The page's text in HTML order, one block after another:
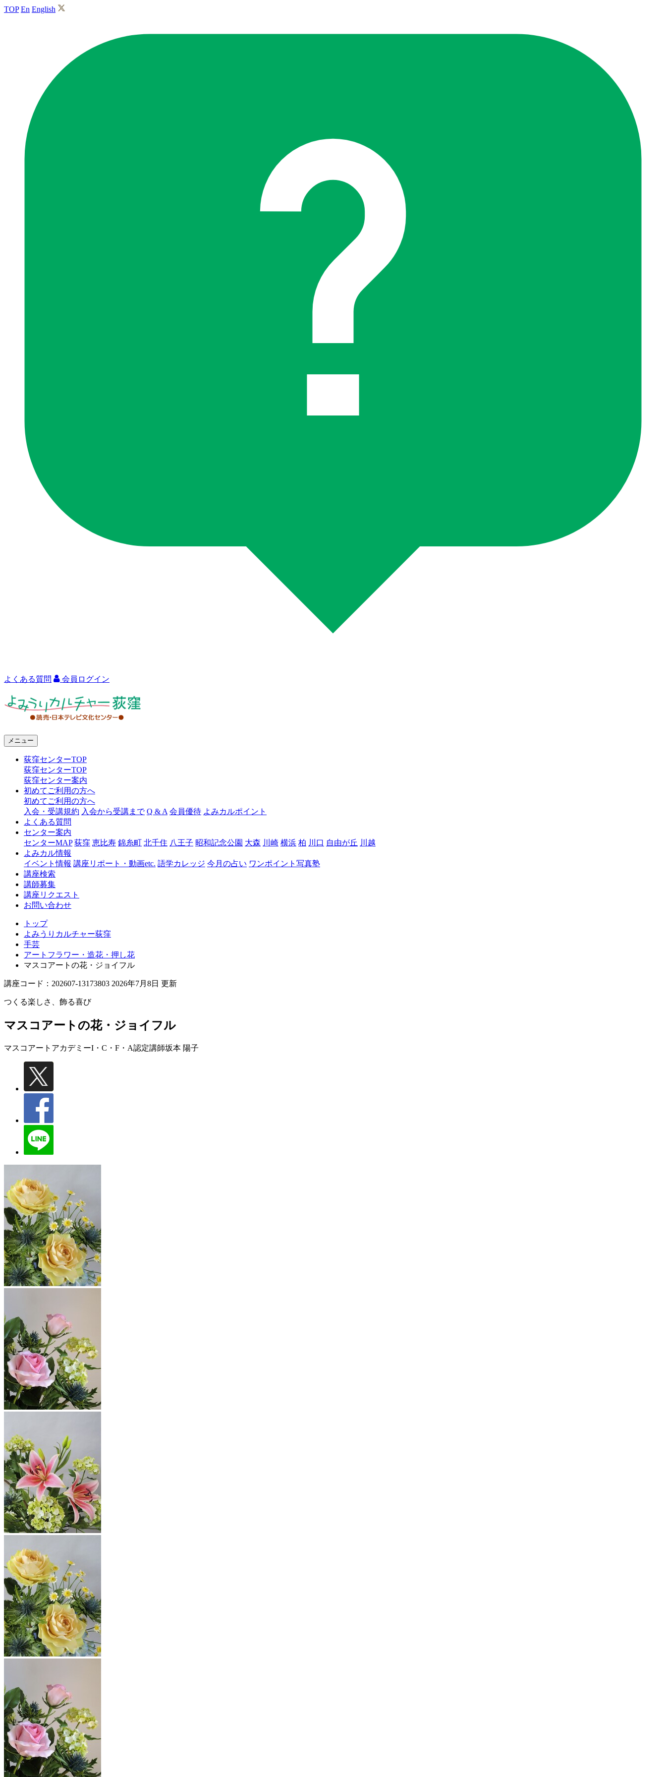
TOP En English
よくある質問 会員ログイン
ャ
荻
窪
メニュー
荻窪センターTOP
荻窪センターTOP
荻窪センター案内
初めてご利用の方へ
初めてご利用の方へ
入会・受講規約 入会から受講まで Q & A 会員優待 よみカルポイント
よくある質問
センター案内
センターMAP 荻窪 恵比寿 錦糸町 北千住 八王子 昭和記念公園 大森 川崎 横浜 柏 川口 自由が丘 川越
よみカル情報
イベント情報 講座リポート・動画etc. 語学カレッジ 今月の占い ワンポイント写真塾
講座検索
講師募集
講座リクエスト
お問い合わせ
トップ
よみうりカルチャー荻窪
手芸
アートフラワー・造花・押し花
マスコアートの花・ジョイフル
講座コード：202607-13173803 2026年7月8日 更新
つくる楽しさ、飾る喜び
マスコアートの花・ジョイフル
マスコアートアカデミーI・C・F・A認定講師坂本 陽子